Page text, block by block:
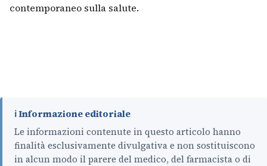
contemporaneo sulla salute.
ℹ️ Informazione editoriale
Le informazioni contenute in questo articolo hanno
finalità esclusivamente divulgativa e non sostituiscono
in alcun modo il parere del medico, del farmacista o di